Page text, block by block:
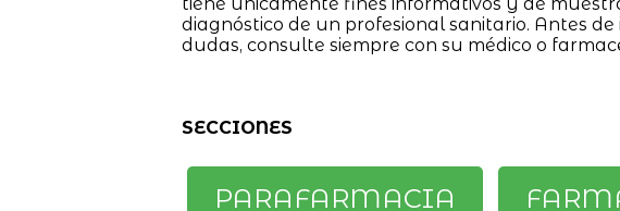
diagnóstico de un profesional sanitario. Antes
dudas, consulte siempre con su médico o
SECCIONES
PARAFARMACIA